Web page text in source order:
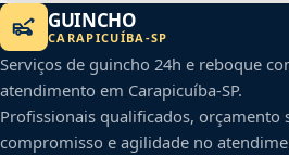
GUINCHO
CARAPICUÍBA -SP
Serviços de guincho 24h e reboque
atendimento em Carapicuíba-SP.
Profissionais qualificados, orçamento
compromisso e agilidade no